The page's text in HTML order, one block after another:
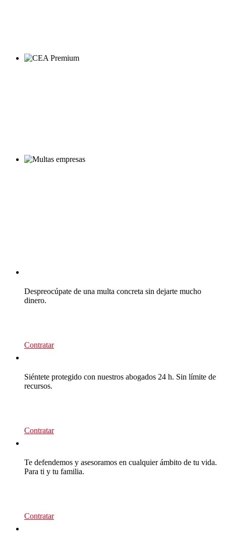
Despreocúpate de una multa concreta sin dejarte mucho
dinero.
Contratar
Siéntete protegido con nuestros abogados 24 h. Sin límite de
recursos.
Contratar
Te defendemos y asesoramos en cualquier ámbito de tu vida.
Para ti y tu familia.
Contratar